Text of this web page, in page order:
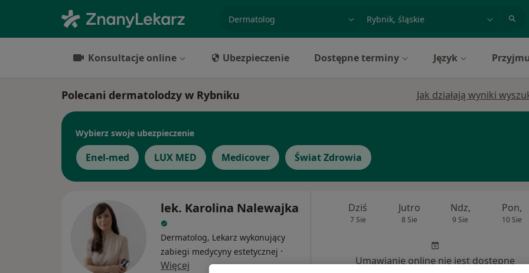
miasto lub dzielnica
Konsultacje online Ubezpieczenie Dostępne terminy Język
Polecani dermatolodzy w Rybniku Jak działają wyniki
Wybierz swoje ubezpieczenie
Enel-med LUX MED Medicover Świat Zdrowia
lek. Karolina Nalewajka
Dermatolog, Lekarz wykonujący
zabiegi medycyny estetycznej ·
Więcej
Dziś
7 Sie
Jutro
8 Sie
Ndz,
9 Sie
Pon,
10 Sie
Umawianie online nie jest dostępne